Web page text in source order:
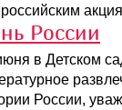
России
в Детском
России,